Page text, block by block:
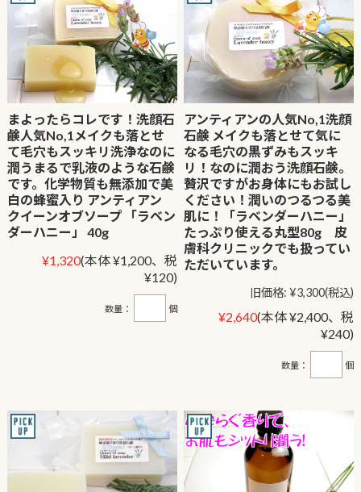
まよったらコレです！洗顔石
鹸人気No,1メイクも落とせ
て毛穴もスッキリ洗浄なのに
潤うまるで乳液のような石鹸
です。化学物質も無添加で美
白の蜂蜜入り アンティアン
クイーンオブソープ 「ラベン
ダーハニー」 40g
¥1,320(本体 ¥1,200、税
¥120)
数量： 個
アンティアンの人気No,1洗顔
石鹸 メイクも落とせて気に
なる毛穴の黒ずみもスッキ
リ！なのに潤おう洗顔石鹸。
贅沢ですがお身体にもお試し
ください！潤いのつるつる美
肌に！「ラベンダーハニー」
たっぷり使える丸型80g 皮
膚科クリニックでも扱ってい
ただいています。
旧価格: ¥3,300(税込)
¥2,640(本体 ¥2,400、税
¥240)
数量： 個